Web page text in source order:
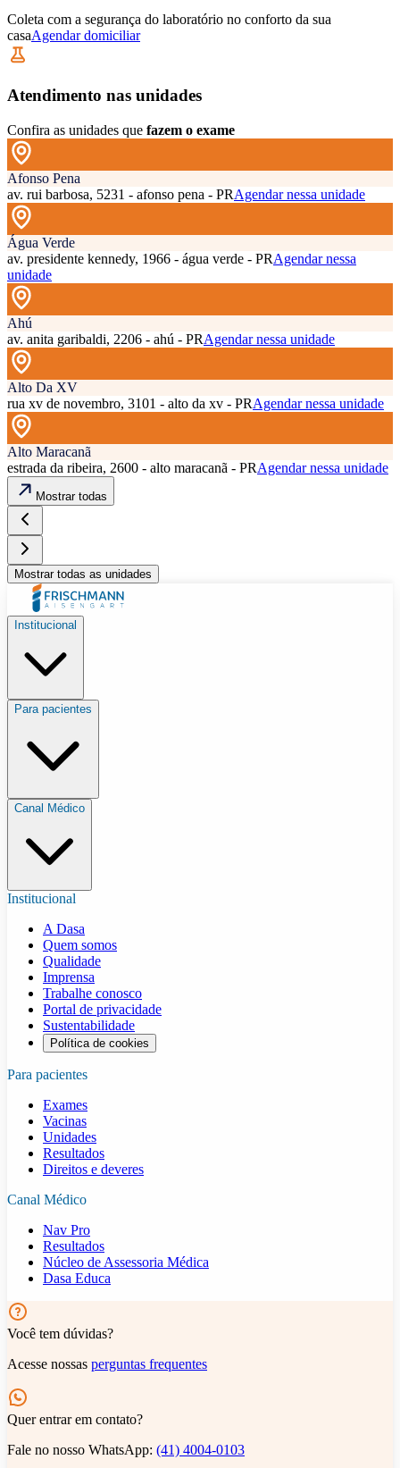
Coleta com a segurança do laboratório no conforto da sua
casaAgendar domiciliar
Atendimento nas unidades
Confira as unidades que fazem o exame
Afonso Pena
av. rui barbosa, 5231 - afonso pena - PRAgendar nessa unidade
Água Verde
av. presidente kennedy, 1966 - água verde - PRAgendar nessa
unidade
Ahú
av. anita garibaldi, 2206 - ahú - PRAgendar nessa unidade
Alto Da XV
rua xv de novembro, 3101 - alto da xv - PRAgendar nessa unidade
Alto Maracanã
estrada da ribeira, 2600 - alto maracanã - PRAgendar nessa unidade
Mostrar todas
Mostrar todas as unidades
Institucional
Para pacientes
Canal Médico
Institucional
A Dasa
Quem somos
Qualidade
Imprensa
Trabalhe conosco
Portal de privacidade
Sustentabilidade
Política de cookies
Para pacientes
Exames
Vacinas
Unidades
Resultados
Direitos e deveres
Canal Médico
Nav Pro
Resultados
Núcleo de Assessoria Médica
Dasa Educa
Você tem dúvidas?
Acesse nossas perguntas frequentes
Quer entrar em contato?
Fale no nosso WhatsApp: (41) 4004-0103